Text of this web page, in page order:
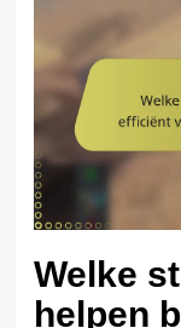
Welke
helpen